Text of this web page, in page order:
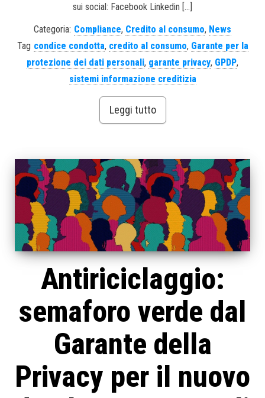
sui social: Facebook Linkedin […]
Categoria: Compliance, Credito al consumo, News
Tag condice condotta, credito al consumo, Garante per la
protezione dei dati personali, garante privacy, GPDP,
sistemi informazione creditizia
Leggi tutto
Antiriciclaggio:
semaforo verde dal
Garante della
Privacy per il nuovo